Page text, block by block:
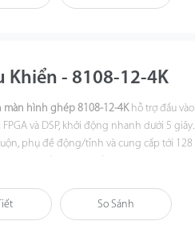
Khiển - 8108-12-4K
màn hình ghép 8108-12-4Khỗ trợ đầu
FPGA và DSP, khởi động nhanh dưới 5
phụ đề động/tĩnh và cung cấp tới
So Sánh